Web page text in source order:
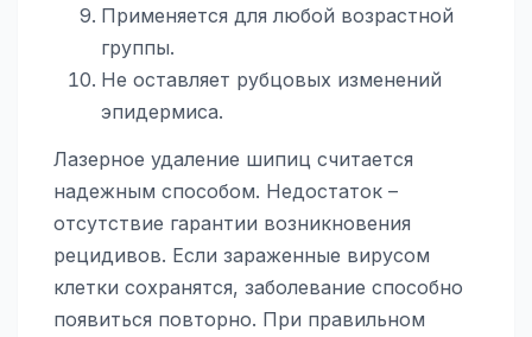
Применяется для любой возрастной
группы.
Не оставляет рубцовых изменений
эпидермиса.
Лазерное удаление шипиц считается
надежным способом. Недостаток –
отсутствие гарантии возникновения
рецидивов. Если зараженные вирусом
клетки сохранятся, заболевание способно
появиться повторно. При правильном